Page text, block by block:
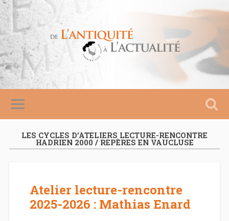
LES CYCLES D’ATELIERS LECTURE-RENCONTRE
HADRIEN 2000 / REPÈRES EN VAUCLUSE
Atelier lecture-rencontre
2025-2026 : Mathias Enard